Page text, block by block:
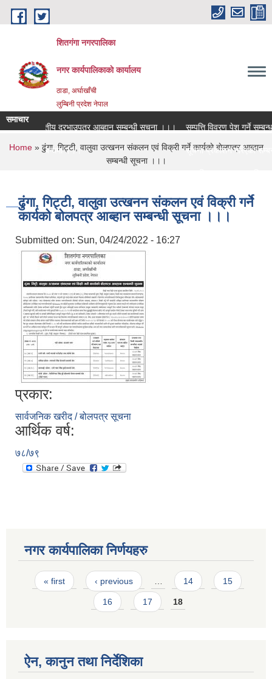
Skip to main content
शितगंगा नगरपालिका
नगर कार्यपालिकाकाे कार्यालय
ठाडा, अर्घाखाँची
लुम्बिनी प्रदेश नेपाल
समाचार
विद्युतीय दरभाउपत्र आब्हान सम्बन्धी सूचना ।।।
सम्पत्ति विवरण पेश गर्ने
सरुवा सम्बन्धमा ।।। सूचना प्रकाशन गरिएको
You are here
Home» ढुंगा, गिट्टी, वालुवा उत्खनन संकलन एवं विक्री गर्ने कार्यकाे बाेलपत्र आब्हान
सम्बन्धी सूचना ।।।
ढुंगा, गिट्टी, वालुवा उत्खनन संकलन एवं विक्री गर्ने
कार्यकाे बाेलपत्र आब्हान सम्बन्धी सूचना ।।।
Submitted on: Sun, 04/24/2022 - 16:27
प्रकार:
सार्वजनिक खरीद / बोलपत्र सूचना
आर्थिक वर्ष:
७८/७९
नगर कार्यपालिका निर्णयहरु
Pages
« first ‹ previous … 14 15
16 17 18
ऐन, कानुन तथा निर्देशिका